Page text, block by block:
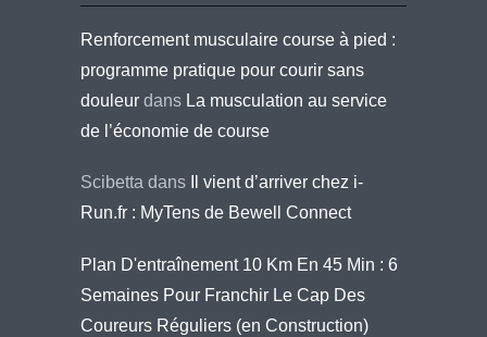
Renforcement musculaire course à pied :
programme pratique pour courir sans
douleur dans La musculation au service
de l’économie de course
Scibetta dans
Il vient d’arriver chez i-
Run.fr : MyTens de Bewell Connect
Plan D'entraînement 10 Km En 45 Min : 6
Semaines Pour Franchir Le Cap Des
Coureurs Réguliers (en Construction)